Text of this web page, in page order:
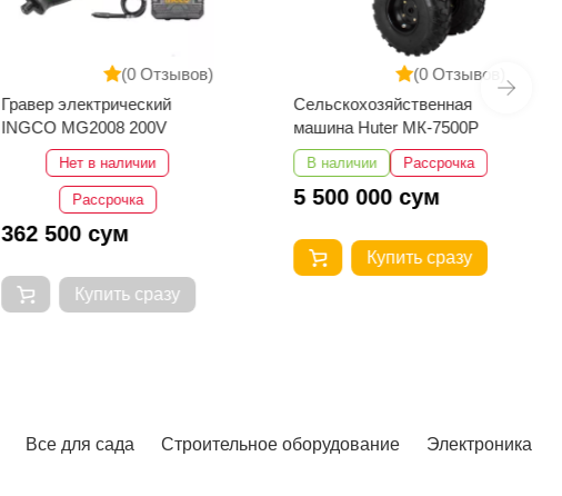
(0 Отзывов)
Гравер электрический
INGCO MG2008 200V
Нет в наличии
Рассрочка
362 500 сум
Купить сразу
(0 Отзывов)
Сельскохозяйственная
машина Huter МК-7500P
В наличии Рассрочка
5 500 000 сум
Купить сразу
Все для сада Строительное оборудование Электроника